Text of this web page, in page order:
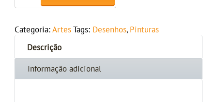
Categoria: Artes Tags: Desenhos, Pinturas
Descrição
Informação adicional